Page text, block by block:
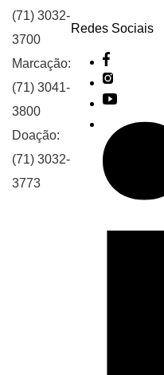
(71) 3032-
3700
Marcação:
(71) 3041-
3800
Doação:
(71) 3032-
3773
Redes Sociais